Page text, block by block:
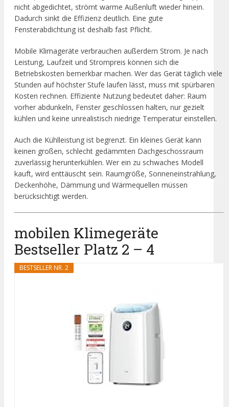
nicht abgedichtet, strömt warme Außenluft wieder hinein.
Dadurch sinkt die Effizienz deutlich. Eine gute
Fensterabdichtung ist deshalb fast Pflicht.
Mobile Klimageräte verbrauchen außerdem Strom. Je nach
Leistung, Laufzeit und Strompreis können sich die
Betriebskosten bemerkbar machen. Wer das Gerät täglich viele
Stunden auf höchster Stufe laufen lässt, muss mit spürbaren
Kosten rechnen. Effiziente Nutzung bedeutet daher: Raum
vorher abdunkeln, Fenster geschlossen halten, nur gezielt
kühlen und keine unrealistisch niedrige Temperatur einstellen.
Auch die Kühlleistung ist begrenzt. Ein kleines Gerät kann
keinen großen, schlecht gedämmten Dachgeschossraum
zuverlässig herunterkühlen. Wer ein zu schwaches Modell
kauft, wird enttäuscht sein. Raumgröße, Sonneneinstrahlung,
Deckenhöhe, Dämmung und Wärmequellen müssen
berücksichtigt werden.
mobilen Klimegeräte
Bestseller Platz 2 – 4
BESTSELLER NR. 2